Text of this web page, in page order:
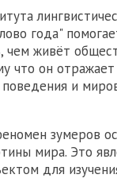
года"
чем живёт
что он
и
зумеров
мира. Это
для